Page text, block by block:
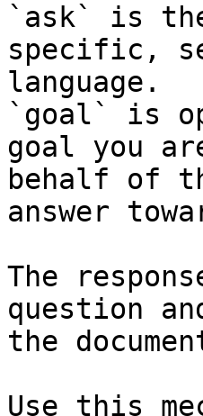
`ask` is
specific,
language.
`goal` is
goal you
behalf of
answer
The
question
the
Use this